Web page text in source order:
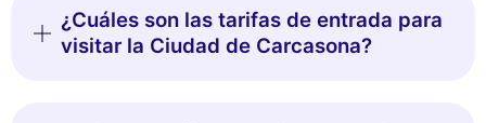
¿Cuáles son las tarifas de entrada para
visitar la Ciudad de Carcasona?